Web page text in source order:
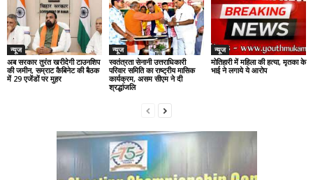
न्यूज
अब सरकार तुरंत खरीदेगी टाउनशिप
की जमीन, सम्राट कैबिनेट की बैठक
में 29 एजेंडों पर मुहर
न्यूज
स्वतंत्रता सेनानी उत्तराधिकारी
परिवार समिति का राष्ट्रीय मासिक
कार्यक्रम, असम सीएम ने दी
श्रद्धांजलि
न्यूज
मोतिहारी में महिला की हत्या, मृतका के
भाई ने लगाये ये आरोप